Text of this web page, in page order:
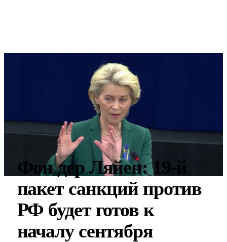
Фон дер Ляйен: 19-й
пакет санкций против
РФ будет готов к
началу сентября